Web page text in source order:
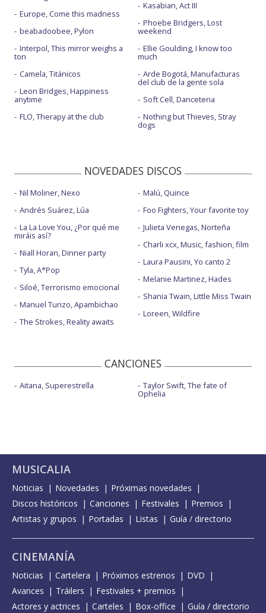
Europe, Come this madness
beabadoobee, Pylon
Interpol, This mirror weighs a
ton
Camela, Titánicos
Leon Bridges, Happiness
anytime
FLO, Therapy at the club
Kasabian, Act III
Phoebe Bridgers, Lost
weekend
Ellie Goulding, I know too
much
Arde Bogotá, Manufacturas
del club de la gente sola
Soft Cell, Danceteria
Nothing but Thieves, Stray
dogs
NOVEDADES DISCOS
Nil Moliner, Nexo
Andrés Suárez, Lúa
La La Love You, ¿Por qué me
miráis así?
Niall Horan, Dinner party
Tyla, A*Pop
Siloé, Terrorismo emocional
Manuel Turizo, Apambichao
The Strokes, Reality awaits
Malú, Quince
Foo Fighters, Your favorite toy
Julieta Venegas, Norteña
Charli xcx, Music, fashion, film
Laura Pausini, Yo canto 2
Melanie Martinez, Hades
Shania Twain, Little Miss Twain
Loreen, Wildfire
CANCIONES
Aitana, Superestrella Taylor Swift, The fate of
Ophelia
MUSICALIA
Noticias Novedades
Próximas novedades
Discos históricos
Canciones Festivales
Premios
Artistas y grupos
Portadas Listas Guía / directorio
CINEMANÍA
Noticias Cartelera Próximos estrenos
DVD
Avances
Tráilers
Festivales + premios
Actores y actrices
Carteles Box-office Guía / directorio